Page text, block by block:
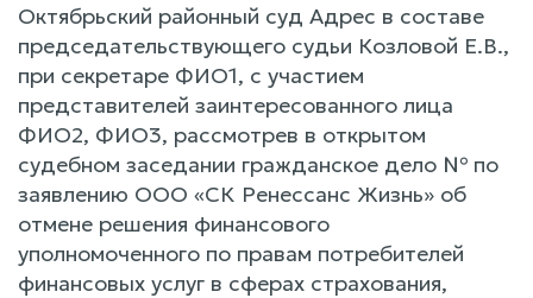
Октябрьский районный суд Адрес в составе
председательствующего судьи Козловой Е.В.,
при секретаре ФИО1, с участием
представителей заинтересованного лица
ФИО2, ФИО3, рассмотрев в открытом
судебном заседании гражданское дело № по
заявлению ООО «СК Ренессанс Жизнь» об
отмене решения финансового
уполномоченного по правам потребителей
финансовых услуг в сферах страхования,